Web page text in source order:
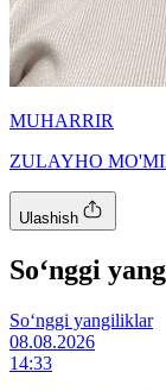
MUHARRIR
ZULAYHO
Ulashish
So‘nggi
So‘nggi yangiliklar
08.08.2026
14:33